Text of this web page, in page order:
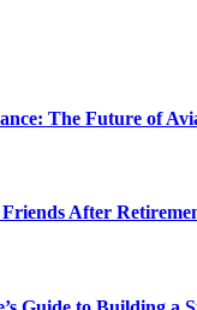
The Future of
After